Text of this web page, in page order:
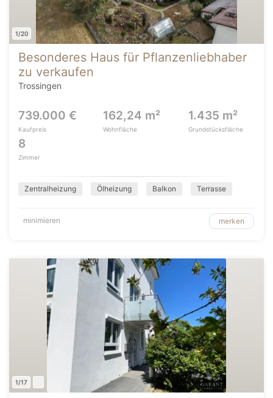
1/20
Besonderes Haus für Pflanzenliebhaber
zu verkaufen
Trossingen
739.000 €
Kaufpreis
162,24 m²
Wohnfläche
1.435 m²
Grundstücksfläche
8
Zimmer
Zentralheizung Ölheizung Balkon Terrasse
minimieren merken
1/17